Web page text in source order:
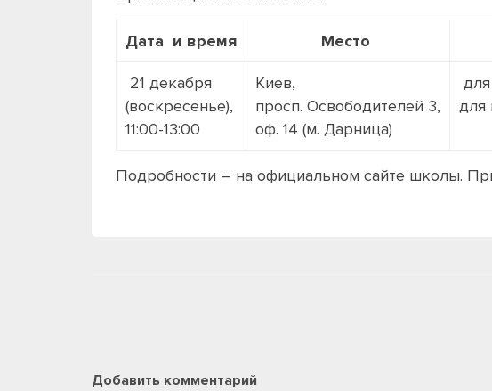
Дата и время Место
21 декабря
(воскресенье),
11:00-13:00
Киев,
просп. Освободителей 3,
оф. 14 (м. Дарница)
для
Подробности – на официальном сайте школы.
Добавить комментарий